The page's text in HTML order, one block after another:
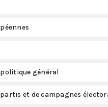
général
et de campagnes